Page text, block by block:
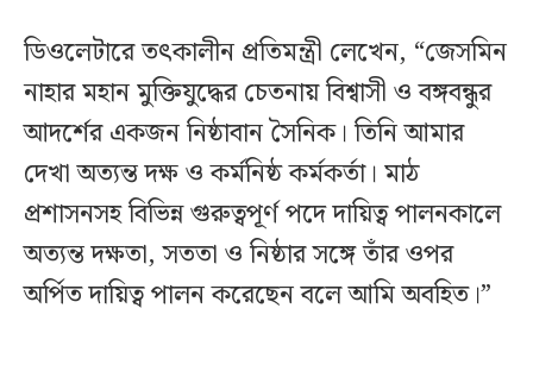
ডিওলেটারে তৎকালীন প্রতিমন্ত্রী লেখেন, “জেসমিন
নাহার মহান মুক্তিযুদ্ধের চেতনায় বিশ্বাসী ও বঙ্গবন্ধুর
আদর্শের একজন নিষ্ঠাবান সৈনিক। তিনি আমার
দেখা অত্যন্ত দক্ষ ও কর্মনিষ্ঠ কর্মকর্তা। মাঠ
প্রশাসনসহ বিভিন্ন গুরুত্বপূর্ণ পদে দায়িত্ব পালনকালে
অত্যন্ত দক্ষতা, সততা ও নিষ্ঠার সঙ্গে তাঁর ওপর
অর্পিত দায়িত্ব পালন করেছেন বলে আমি অবহিত।”